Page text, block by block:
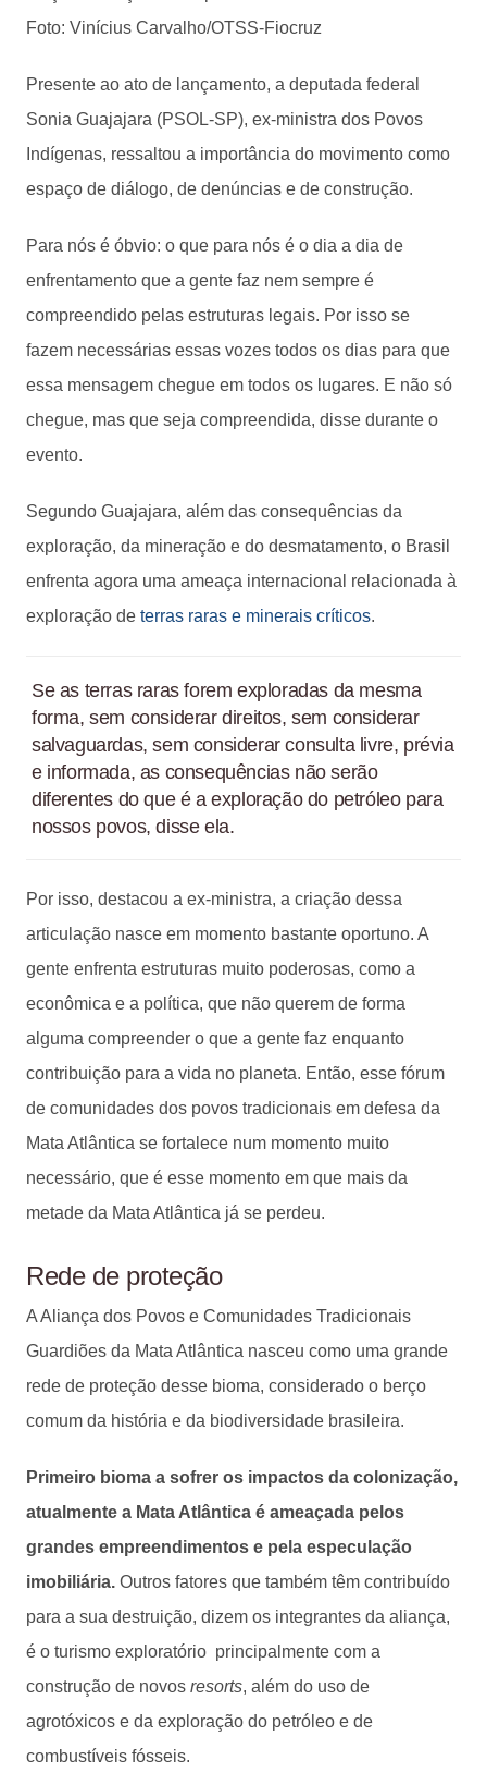
Presente ao ato de lançamento, a deputada federal
Sonia Guajajara (PSOL-SP), ex-ministra dos Povos
Indígenas, ressaltou a importância do movimento como
espaço de diálogo, de denúncias e de construção.
Para nós é óbvio: o que para nós é o dia a dia de
enfrentamento que a gente faz nem sempre é
compreendido pelas estruturas legais. Por isso se
fazem necessárias essas vozes todos os dias para que
essa mensagem chegue em todos os lugares. E não só
chegue, mas que seja compreendida, disse durante o
evento.
Segundo Guajajara, além das consequências da
exploração, da mineração e do desmatamento, o Brasil
enfrenta agora uma ameaça internacional relacionada à
exploração de terras raras e minerais críticos.
Se as terras raras forem exploradas da mesma
forma, sem considerar direitos, sem considerar
salvaguardas, sem considerar consulta livre, prévia
e informada, as consequências não serão
diferentes do que é a exploração do petróleo para
nossos povos, disse ela.
Por isso, destacou a ex-ministra, a criação dessa
articulação nasce em momento bastante oportuno. A
gente enfrenta estruturas muito poderosas, como a
econômica e a política, que não querem de forma
alguma compreender o que a gente faz enquanto
contribuição para a vida no planeta. Então, esse fórum
de comunidades dos povos tradicionais em defesa da
Mata Atlântica se fortalece num momento muito
necessário, que é esse momento em que mais da
metade da Mata Atlântica já se perdeu.
Rede de proteção
A Aliança dos Povos e Comunidades Tradicionais
Guardiões da Mata Atlântica nasceu como uma grande
rede de proteção desse bioma, considerado o berço
comum da história e da biodiversidade brasileira.
Primeiro bioma a sofrer os impactos da colonização,
atualmente a Mata Atlântica é ameaçada pelos
grandes empreendimentos e pela especulação
imobiliária. Outros fatores que também têm contribuído
para a sua destruição, dizem os integrantes da aliança,
é o turismo exploratório principalmente com a
construção de novos resorts, além do uso de
agrotóxicos e da exploração do petróleo e de
combustíveis fósseis.